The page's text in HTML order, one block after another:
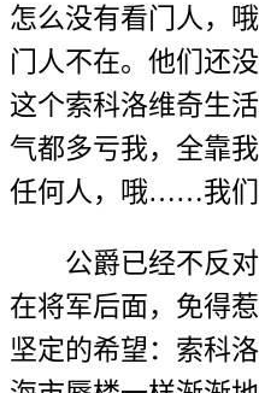
怎么没有看门人，
门人不在。他们还
这个索科洛维奇生
气都多亏我，全靠
任何人，哦……我们
公爵已经不反
在将军后面，免得
坚定的希望：索科